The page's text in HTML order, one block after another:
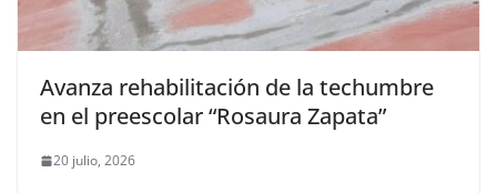
Avanza rehabilitación de la techumbre
en el preescolar “Rosaura Zapata”
20 julio, 2026